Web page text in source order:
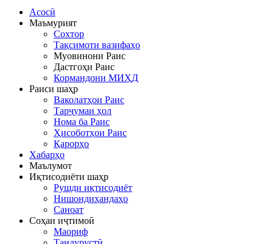
Асосӣ
Маъмурият
Сохтор
Тақсимоти вазифаҳо
Муовинони Раис
Дастгоҳи Раис
Кормандони МИҲД
Раиси шаҳр
Ваколатҳои Раис
Тарҷумаи ҳол
Нома ба Раис
Ҳисоботҳои Раис
Қарорҳо
Хабарҳо
Маълумот
Иқтисодиёти шаҳр
Рушди иқтисодиёт
Нишондиҳандаҳо
Саноат
Соҳаи иҷтимоӣ
Маориф